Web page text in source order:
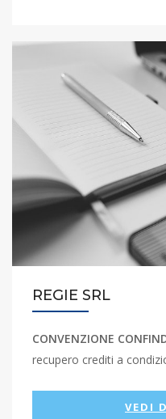
REGIE SRL
CONVENZIONE
recupero crediti a
VEDI